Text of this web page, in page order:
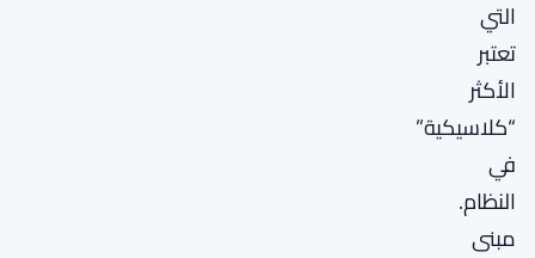
التي
تعتبر
الأكثر
“كلاسيكية”
في
النظام.
مبنى